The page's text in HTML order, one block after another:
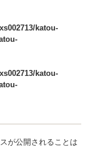
katou-
katou-
が公開されることは